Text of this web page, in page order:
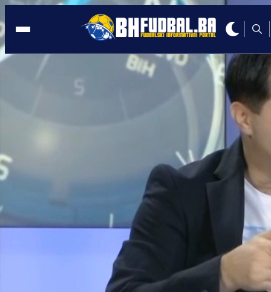
Barbarez ostao bez važnog igrača:
Odmah reagovao i pozvao dvojicu